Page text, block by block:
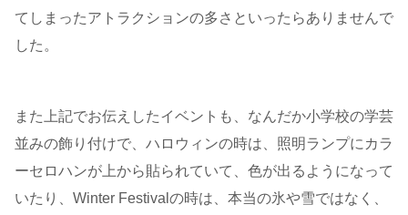
てしまったアトラクションの多さといったらありませんで
した。
また上記でお伝えしたイベントも、なんだか小学校の学芸
並みの飾り付けで、ハロウィンの時は、照明ランプにカラ
ーセロハンが上から貼られていて、色が出るようになって
いたり、Winter Festivalの時は、本当の氷や雪ではなく、